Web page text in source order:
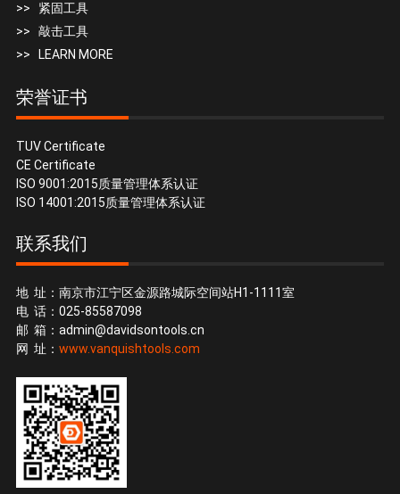
>> 紧固工具
>> 敲击工具
>> LEARN MORE
荣誉证书
TUV Certificate
CE Certificate
ISO 9001:2015质量管理体系认证
ISO 14001:2015质量管理体系认证
联系我们
地 址：南京市江宁区金源路城际空间站H1-1111室
电 话：025-85587098
邮 箱： admin@davidsontools.cn
网 址： www.vanquishtools.com